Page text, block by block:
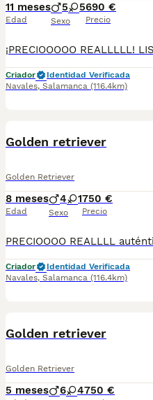
11 meses
Edad
5 5
Sexo
690 €
Precio
Criador
Identidad Verificada
Navales, Salamanca (116.4km)
Golden retriever
Golden Retriever
8 meses
Edad
4 1
Sexo
750 €
Precio
Criador
Identidad Verificada
Navales, Salamanca (116.4km)
Golden retriever
Golden Retriever
5 meses 6 4750 €